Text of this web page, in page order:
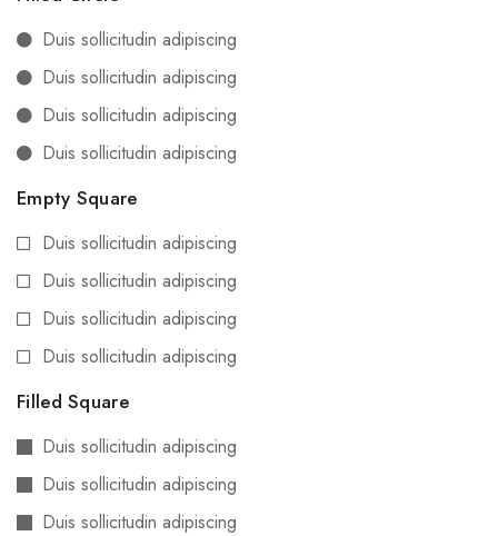
Duis sollicitudin adipiscing
Duis sollicitudin adipiscing
Duis sollicitudin adipiscing
Duis sollicitudin adipiscing
Empty Square
Duis sollicitudin adipiscing
Duis sollicitudin adipiscing
Duis sollicitudin adipiscing
Duis sollicitudin adipiscing
Filled Square
Duis sollicitudin adipiscing
Duis sollicitudin adipiscing
Duis sollicitudin adipiscing